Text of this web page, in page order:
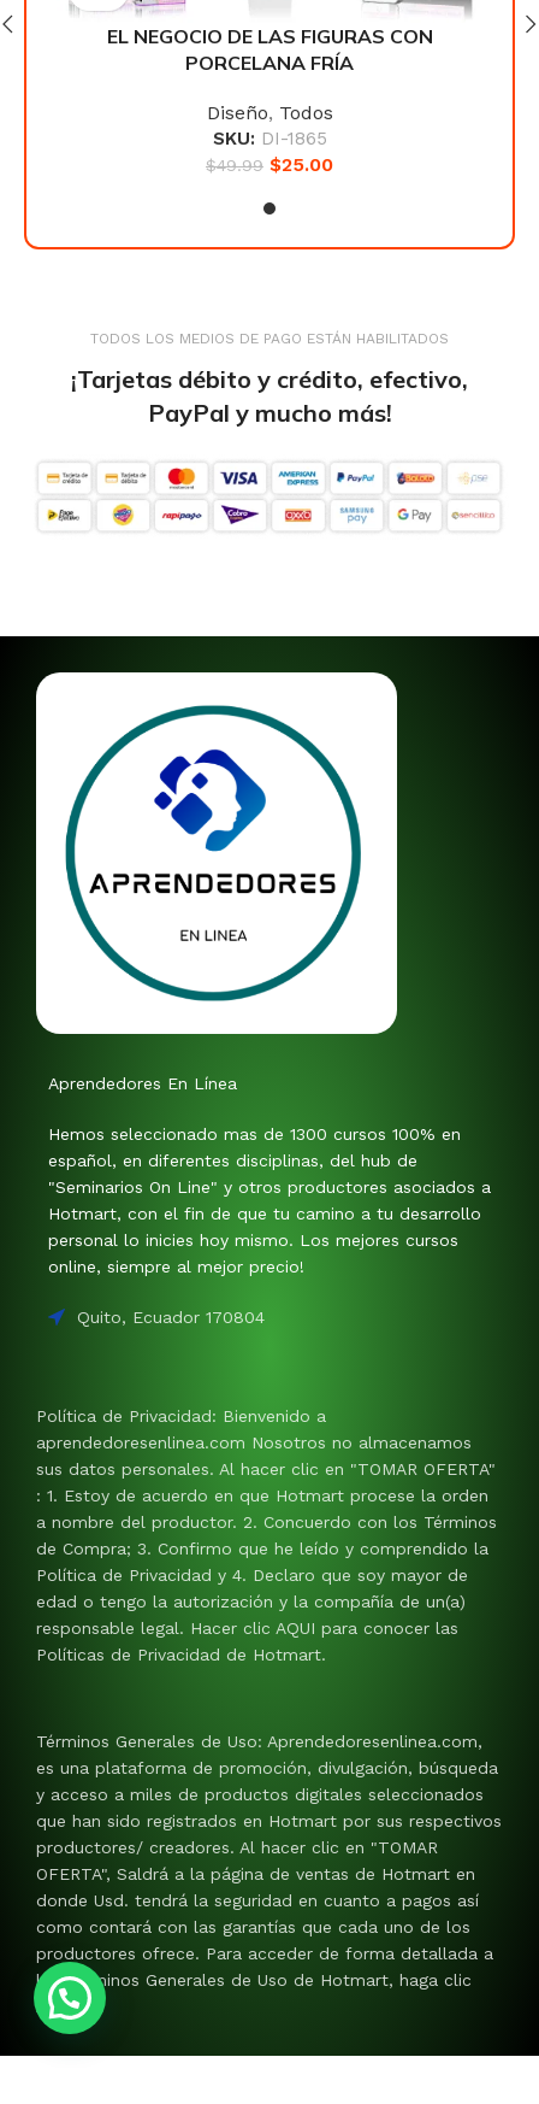
EL NEGOCIO DE LAS FIGURAS CON
PORCELANA FRÍA
Diseño, Todos
SKU: DI-1865
$49.99 $25.00
TODOS LOS MEDIOS DE PAGO ESTÁN HABILITADOS
¡Tarjetas débito y crédito, efectivo,
PayPal y mucho más!
Aprendedores En Línea
Hemos seleccionado mas de 1300 cursos 100% en
español, en diferentes disciplinas, del hub de
"Seminarios On Line" y otros productores asociados a
Hotmart, con el fin de que tu camino a tu desarrollo
personal lo inicies hoy mismo. Los mejores cursos
online, siempre al mejor precio!
Quito, Ecuador 170804
Política de Privacidad: Bienvenido a
aprendedoresenlinea.com Nosotros no almacenamos
sus datos personales. Al hacer clic en "TOMAR OFERTA"
: 1. Estoy de acuerdo en que Hotmart procese la orden
a nombre del productor. 2. Concuerdo con los Términos
de Compra; 3. Confirmo que he leído y comprendido la
Política de Privacidad y 4. Declaro que soy mayor de
edad o tengo la autorización y la compañía de un(a)
responsable legal. Hacer clic AQUI para conocer las
Políticas de Privacidad de Hotmart.
Términos Generales de Uso: Aprendedoresenlinea.com,
es una plataforma de promoción, divulgación, búsqueda
y acceso a miles de productos digitales seleccionados
que han sido registrados en Hotmart por sus respectivos
productores/ creadores. Al hacer clic en "TOMAR
OFERTA", Saldrá a la página de ventas de Hotmart en
donde Usd. tendrá la seguridad en cuanto a pagos así
como contará con las garantías que cada uno de los
productores ofrece. Para acceder de forma detallada a
los Términos Generales de Uso de Hotmart, haga clic
AQUI.